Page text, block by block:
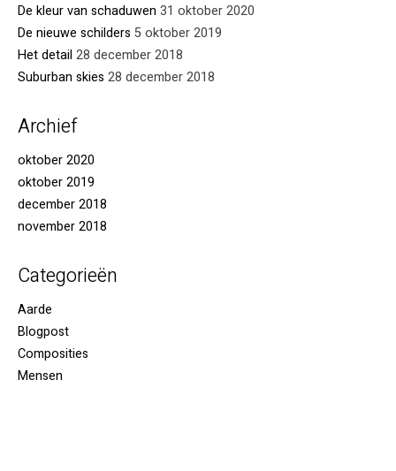
De kleur van schaduwen 31 oktober 2020
De nieuwe schilders 5 oktober 2019
Het detail 28 december 2018
Suburban skies 28 december 2018
Archief
oktober 2020
oktober 2019
december 2018
november 2018
Categorieën
Aarde
Blogpost
Composities
Mensen